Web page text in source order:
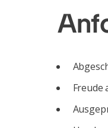
Freude